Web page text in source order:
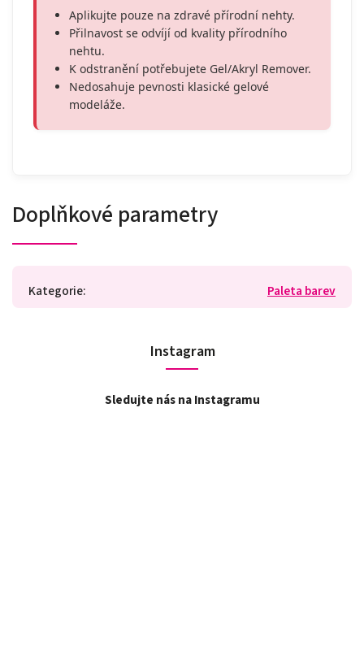
Aplikujte pouze na zdravé přírodní nehty.
Přilnavost se odvíjí od kvality přírodního
nehtu.
K odstranění potřebujete Gel/Akryl Remover.
Nedosahuje pevnosti klasické gelové
modeláže.
Doplňkové parametry
Kategorie: Paleta barev
Instagram
Sledujte nás na Instagramu